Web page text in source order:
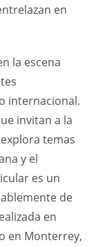
en
la escena
internacional.
invitan a la
temas
y el
es un
de
en
en Monterrey,